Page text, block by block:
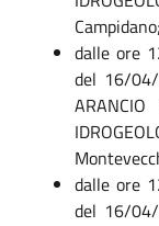
Campidano;
dalle ore
del 16/
dalle ore
del 16/